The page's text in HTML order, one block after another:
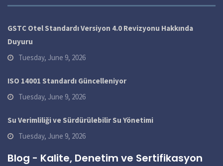
GSTC Otel Standardı Versiyon 4.0 Revizyonu Hakkında
Duyuru
Tuesday, June 9, 2026
ISO 14001 Standardı Güncelleniyor
Tuesday, June 9, 2026
Su Verimliliği ve Sürdürülebilir Su Yönetimi
Tuesday, June 9, 2026
Blog - Kalite, Denetim ve Sertifikasyon